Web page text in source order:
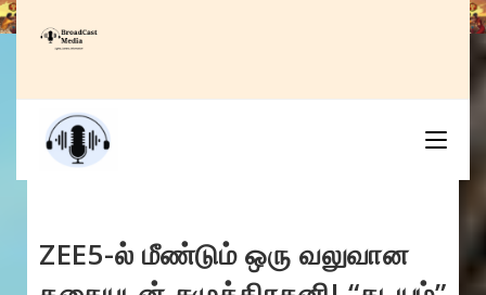
Skip
to
ZEE5-ல் மீண்டும் ஒரு வலுவான